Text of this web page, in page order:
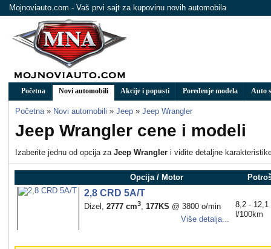
Mojnoviauto.com - Vaš prvi sajt za kupovinu novih automobila
Početna Novi automobili Akcije i popusti Poređenje modela Auto
Početna » Novi automobili » Jeep » Jeep Wrangler
Jeep Wrangler cene i modeli
Izaberite jednu od opcija za Jeep Wrangler i vidite detaljne
Opcija / Motor
2,8 CRD 5A/T
Dizel, 2777 cm3, 177KS @ 3800 o/min
Više detalja...
8,2 - 12,1
l/100km